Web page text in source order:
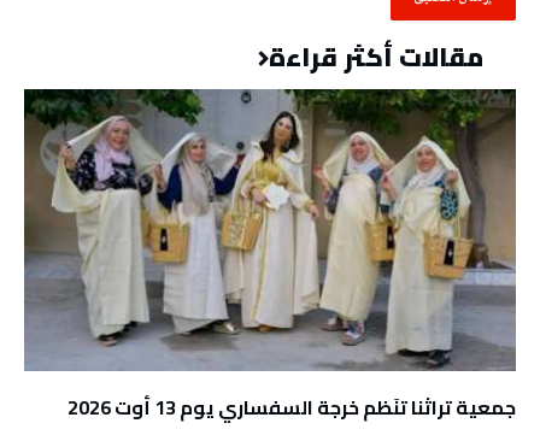
مقالات أكثر قراءة
جمعية تراثنا تنَظم خرجة السفساري يوم 13 أوت 2026